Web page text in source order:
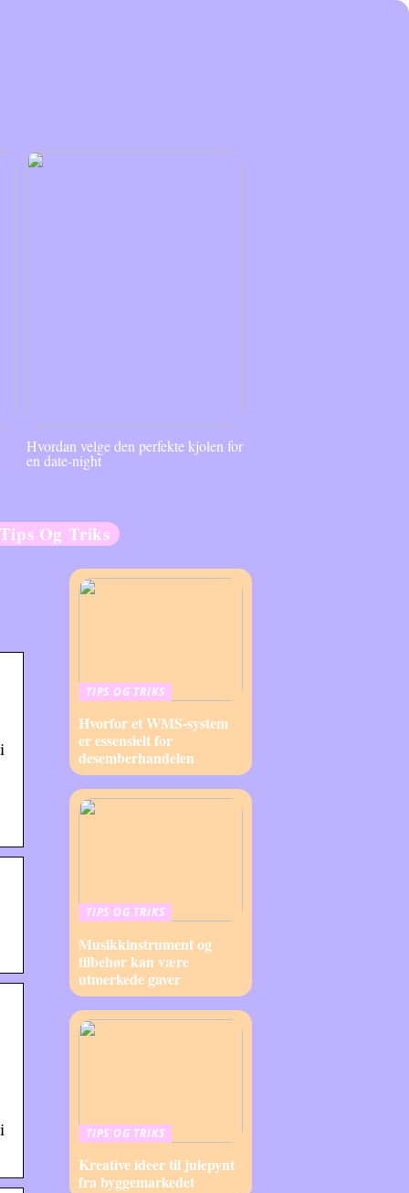
Hvordan velge den perfekte kjolen for
en date-night
Og Triks
TIPS OG TRIKS
Hvorfor et WMS-system
er essensielt for
desemberhandelen
TIPS OG TRIKS
Musikkinstrument og
tilbehør kan være
utmerkede gaver
TIPS OG TRIKS
Kreative ideer til julepynt
fra byggemarkedet